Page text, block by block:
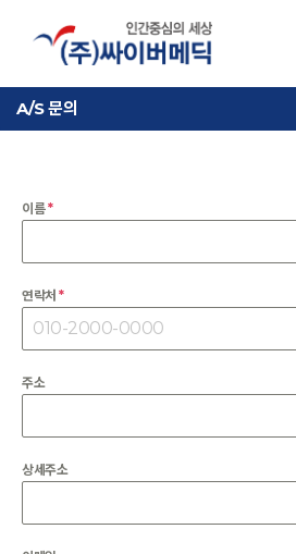
A/S 문의
이름*
연락처 *
주소
상세주소